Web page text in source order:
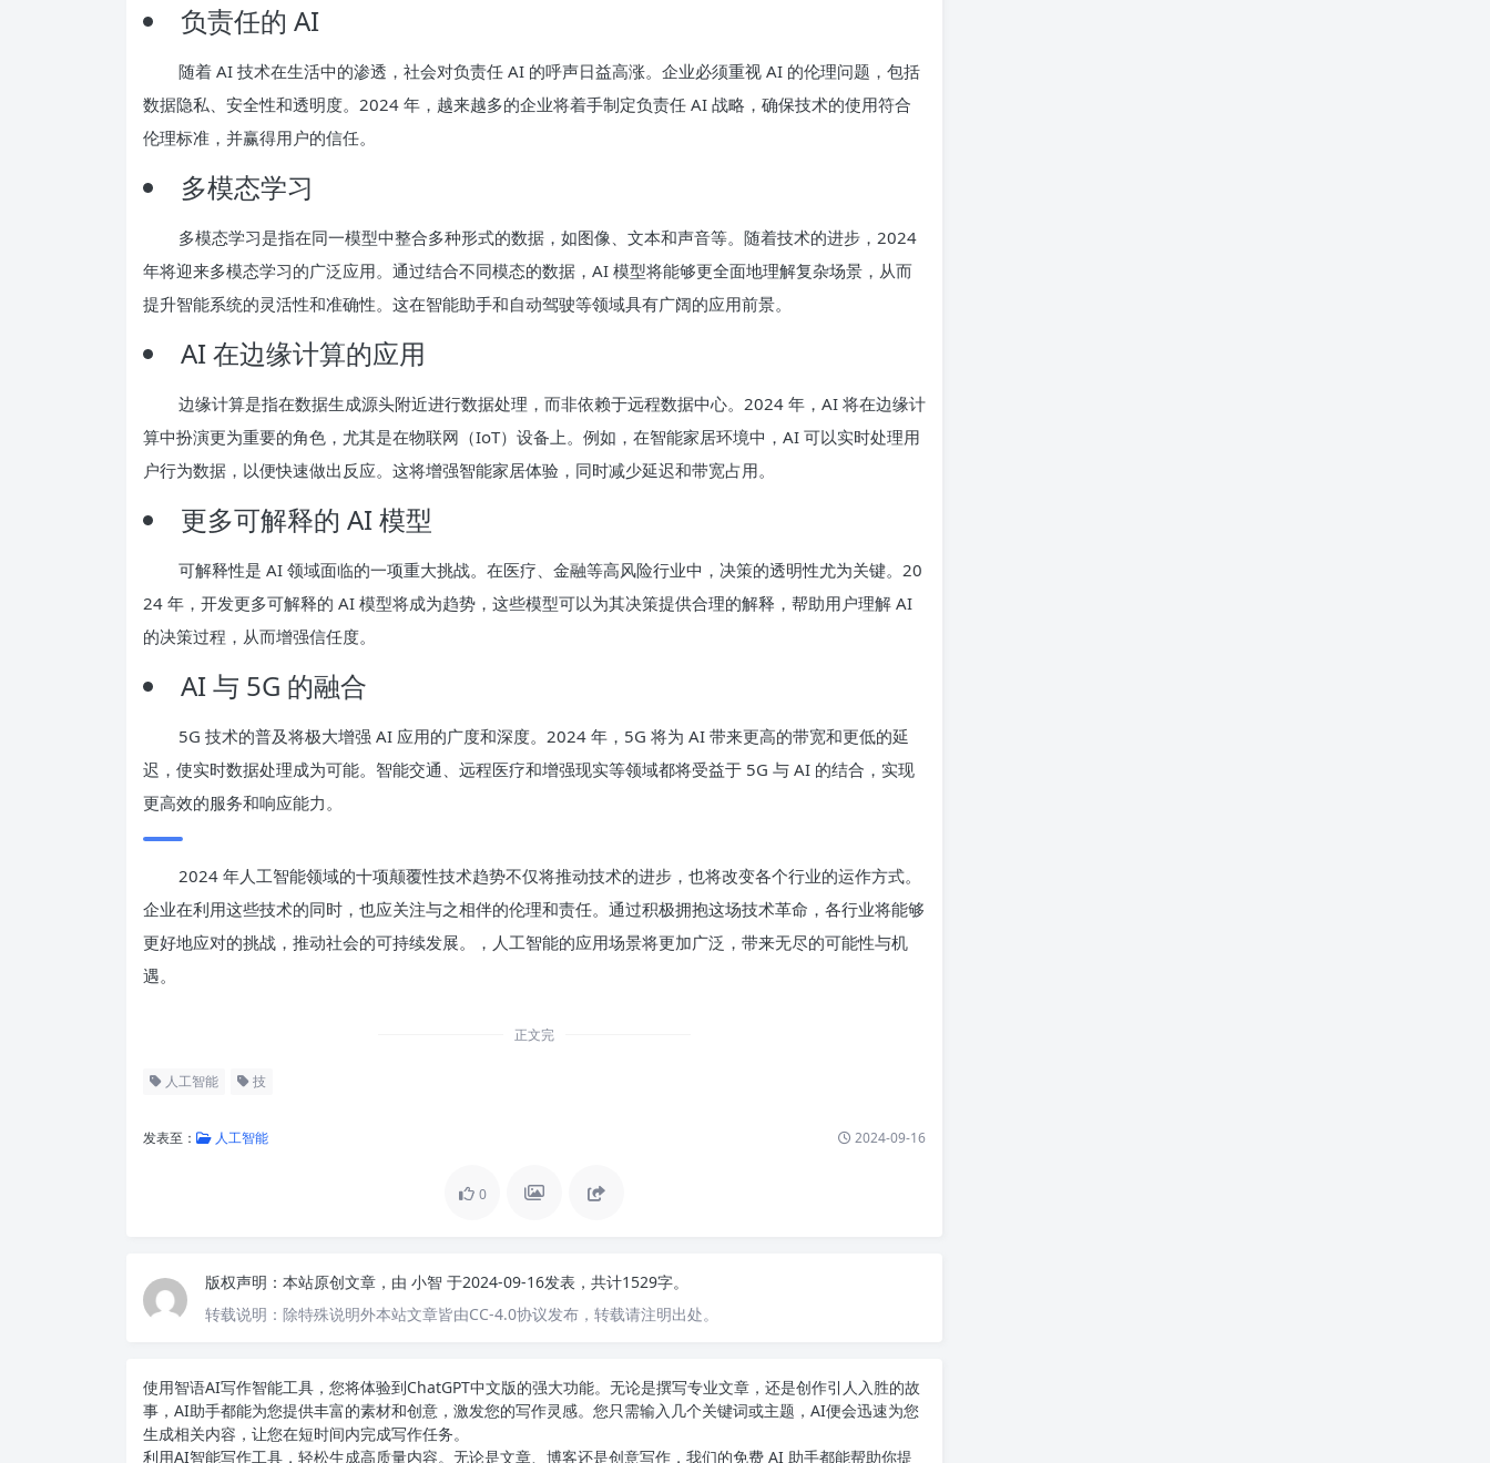
负责任的 AI
随着 AI 技术在生活中的渗透，社会对负责任 AI 的呼声日益高涨。企业必须重视 AI 的伦理问题，包括
数据隐私、安全性和透明度。2024 年，越来越多的企业将着手制定负责任 AI 战略，确保技术的使用符合
伦理标准，并赢得用户的信任。
多模态学习
多模态学习是指在同一模型中整合多种形式的数据，如图像、文本和声音等。随着技术的进步，2024
年将迎来多模态学习的广泛应用。通过结合不同模态的数据，AI 模型将能够更全面地理解复杂场景，从而
提升智能系统的灵活性和准确性。这在智能助手和自动驾驶等领域具有广阔的应用前景。
AI 在边缘计算的应用
边缘计算是指在数据生成源头附近进行数据处理，而非依赖于远程数据中心。2024 年，AI 将在边缘计
算中扮演更为重要的角色，尤其是在物联网（IoT）设备上。例如，在智能家居环境中，AI 可以实时处理用
户行为数据，以便快速做出反应。这将增强智能家居体验，同时减少延迟和带宽占用。
更多可解释的 AI 模型
可解释性是 AI 领域面临的一项重大挑战。在医疗、金融等高风险行业中，决策的透明性尤为关键。20
24 年，开发更多可解释的 AI 模型将成为趋势，这些模型可以为其决策提供合理的解释，帮助用户理解 AI
的决策过程，从而增强信任度。
AI 与 5G 的融合
5G 技术的普及将极大增强 AI 应用的广度和深度。2024 年，5G 将为 AI 带来更高的带宽和更低的延
迟，使实时数据处理成为可能。智能交通、远程医疗和增强现实等领域都将受益于 5G 与 AI 的结合，实现
更高效的服务和响应能力。
2024 年人工智能领域的十项颠覆性技术趋势不仅将推动技术的进步，也将改变各个行业的运作方式。
企业在利用这些技术的同时，也应关注与之相伴的伦理和责任。通过积极拥抱这场技术革命，各行业将能够
更好地应对的挑战，推动社会的可持续发展。，人工智能的应用场景将更加广泛，带来无尽的可能性与机
遇。
正文完
人工智能 技
发表至： 人工智能 2024-09-16
0
版权声明： 本站原创文章，由 小智 于2024-09-16发表，共计1529字。
转载说明： 除特殊说明外本站文章皆由CC-4.0协议发布，转载请注明出处。
使用智语AI写作智能工具，您将体验到ChatGPT中文版的强大功能。无论是撰写专业文章，还是创作引人入胜的故
事，AI助手都能为您提供丰富的素材和创意，激发您的写作灵感。您只需输入几个关键词或主题，AI便会迅速为您
生成相关内容，让您在短时间内完成写作任务。
利用AI智能写作工具，轻松生成高质量内容。无论是文章、博客还是创意写作，我们的免费 AI 助手都能帮助你提